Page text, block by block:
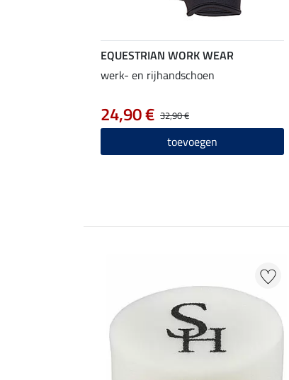
EQUESTRIAN WORK WEAR
werk- en rijhandschoen
32,90 €
24,90 €
toevoegen